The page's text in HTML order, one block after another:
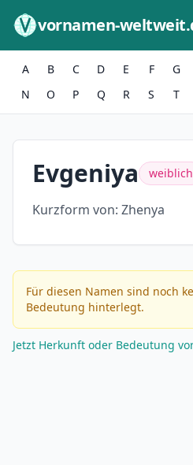
vornamen-
A B C D E F G
N
O P Q R S T
Evgeniya weiblich
Kurzform von: Zhenya
Für diesen Namen sind noch
Bedeutung hinterlegt.
Jetzt Herkunft oder Bedeutung